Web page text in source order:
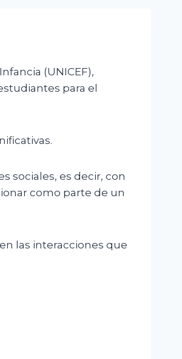
(UNICEF),
para el
sociales, es decir, con
como parte de un
las interacciones que